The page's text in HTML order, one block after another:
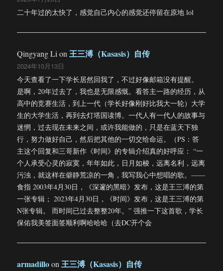
二十年过的太快了，感觉自己内心的感觉还停留在原地 lol
Qingyang Li on 王三溥（Kasasis）自传
2024年10月13日
今天查看了一下学长居然回我了，不过好像邮箱没有提醒。
是啊，20年过去了，我也是无限感慨。看答主一路的经历，从
高中的竞赛生活，到上一代（学长好像刚好比我大一轮）大学
生的大学生活，再到去灯塔国读博。一代人有一代人的故事与
迷惘，过去现在未来之间，或许我能做的，只是在蓝天下独
行，努力做好自己，然后把其他的一切交给命运。（PS：答
主这个回复和三哥新作《时间》的专辑介绍真的好呼应： “一
个人承受心灵的寂寞，年年如此，日月如梭，远离名利，远离
污浊，就这样在僻静荒凉的一角，我写我心中想唱的歌。——
食指 2003年4月30日，《深邃的黑暗》发布，这是王三溥的第
一张专辑； 2023年4月30日，《时间》发布，这是王三溥的第
N张专辑。 而时间已过去整整20年。” 强推一下这首歌，学长
保佑我美签面签顺利啊哈哈哈（去DC开个会
armadilloon 王三溥（Kasasis）自传